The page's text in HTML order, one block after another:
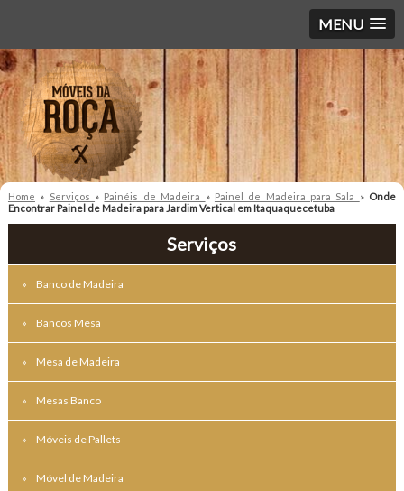
MENU
Home » Serviços » Painéis de Madeira » Painel de Madeira para Sala » Onde
Encontrar Painel de Madeira para Jardim Vertical em Itaquaquecetuba
Serviços
Banco de Madeira
Bancos Mesa
Mesa de Madeira
Mesas Banco
Móveis de Pallets
Móvel de Madeira